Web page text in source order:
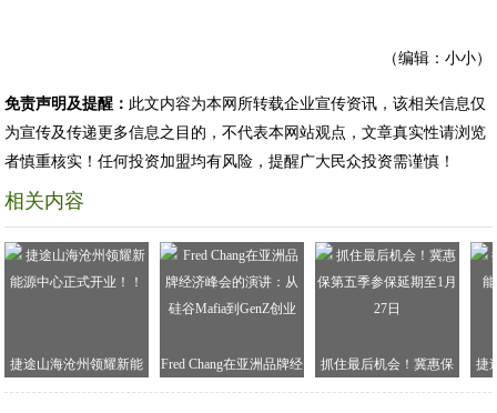
（编辑：小小）
免责声明及提醒： 此文内容为本网所转载企业宣传资讯，该相关信息仅
为宣传及传递更多信息之目的，不代表本网站观点，文章真实性请浏览
者慎重核实！任何投资加盟均有风险，提醒广大民众投资需谨慎！
相关内容
捷途山海沧州领耀新能
源中心正式开业！！
Fred Chang在亚洲品牌经
济峰会的演讲：从硅谷
抓住最后机会！冀惠保
第五季参保延期至1月27
捷